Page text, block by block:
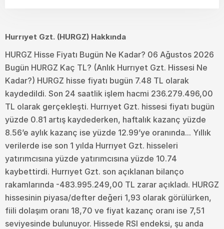
Hurrıyet Gzt. (HURGZ) Hakkında
HURGZ Hisse Fiyatı Bugün Ne Kadar? 06 Ağustos 2026
Bugün HURGZ Kaç TL? (Anlık Hurrıyet Gzt. Hissesi Ne
Kadar?) HURGZ hisse fiyatı bugün 7.48 TL olarak
kaydedildi. Son 24 saatlik işlem hacmi 236.279.496,00
TL olarak gerçekleşti. Hurrıyet Gzt. hissesi fiyatı bugün
yüzde 0.81 artış kaydederken, haftalık kazanç yüzde
8.56’e aylık kazanç ise yüzde 12.99’ye oranında... Yıllık
verilerde ise son 1 yılda Hurrıyet Gzt. hisseleri
yatırımcısına yüzde yatırımcısına yüzde 10.74
kaybettirdi. Hurrıyet Gzt. son açıklanan bilanço
rakamlarında -483.995.249,00 TL zarar açıkladı. HURGZ
hissesinin piyasa/defter değeri 1,93 olarak görülürken,
fiili dolaşım oranı 18,70 ve fiyat kazanç oranı ise 7,51
seviyesinde bulunuyor. Hissede RSI endeksi, şu anda